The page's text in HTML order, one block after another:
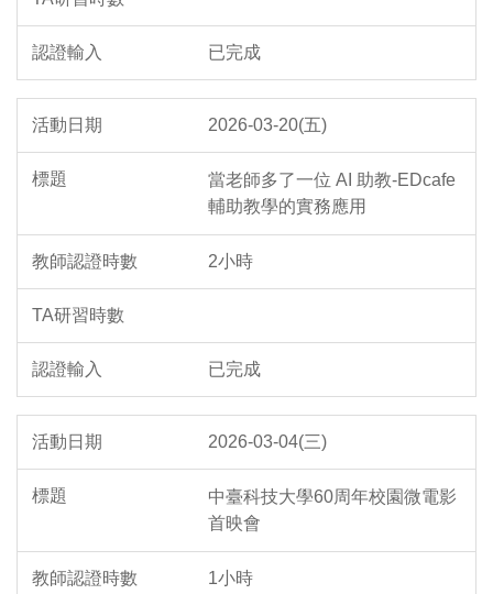
已完成
2026-03-20(五)
當老師多了一位 AI 助教-EDcafe
輔助教學的實務應用
2小時
已完成
2026-03-04(三)
中臺科技大學60周年校園微電影
首映會
1小時